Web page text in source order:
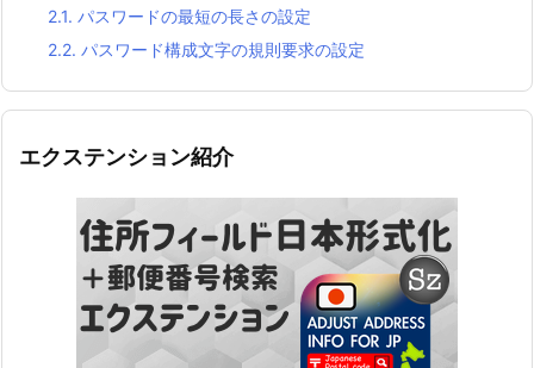
2.1. パスワードの最短の長さの設定
2.2. パスワード構成文字の規則要求の設定
エクステンション紹介